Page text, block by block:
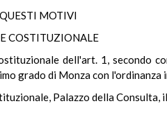
MOTIVI
COSTITUZIONALE
dell'art. 1, secondo
grado di Monza con l'ordinanza
Palazzo della Consulta,